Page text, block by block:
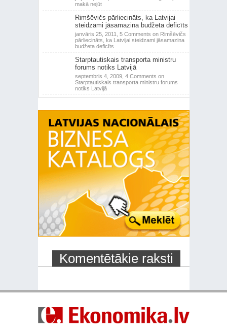
makā nejūt
Rimšēvičs pārliecināts, ka Latvijai
steidzami jāsamazina budžeta deficīts
janvāris 25, 2011, 5 Comments on Rimšēvičs
pārliecināts, ka Latvijai steidzami jāsamazina
budžeta deficīts
Starptautiskais transporta ministru
forums notiks Latvijā
septembris 4, 2009, 4 Comments on
Starptautiskais transporta ministru forums
notiks Latvijā
Komentētākie raksti